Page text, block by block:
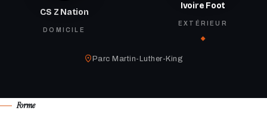
CS Z Nation
DOMICILE
Ivoire Foot
EXTÉRIEUR
Parc Martin-Luther-King
Forme